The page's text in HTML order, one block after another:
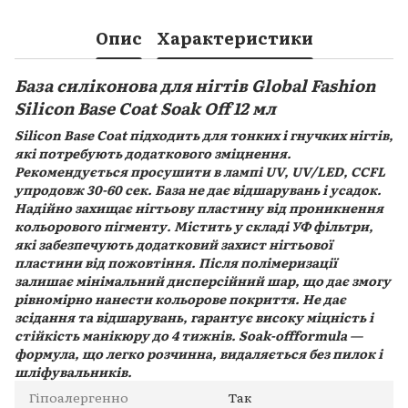
Опис
Характеристики
База силіконова для нігтів Global Fashion
Silicon Base Coat Soak Off 12 мл
Silicon Base Coat підходить для тонких і гнучких нігтів,
які потребують додаткового зміцнення.
Рекомендується просушити в лампі UV, UV/LED, CCFL
упродовж 30-60 сек. База не дає відшарувань і усадок.
Надійно захищає нігтьову пластину від проникнення
кольорового пігменту. Містить у складі УФ фільтри,
які забезпечують додатковий захист нігтьової
пластини від пожовтіння. Після полімеризації
залишає мінімальний дисперсійний шар, що дає змогу
рівномірно нанести кольорове покриття. Не дає
зсідання та відшарувань, гарантує високу міцність і
стійкість манікюру до 4 тижнів. Soak-offformula —
формула, що легко розчинна, видаляється без пилок і
шліфувальників.
Гіпоалергенно
Так